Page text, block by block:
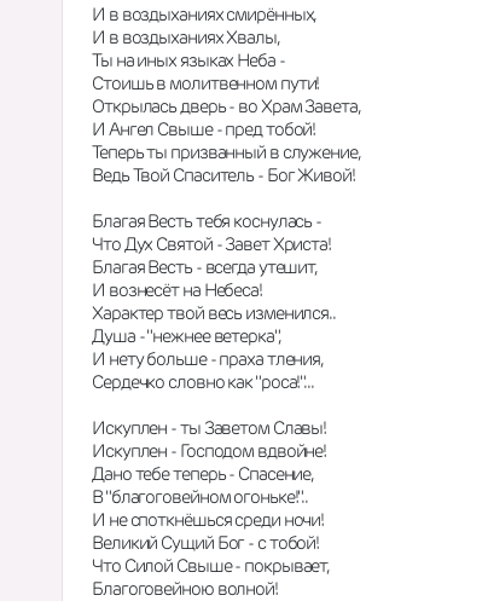
И в воздыханиях смирённых,
И в воздыханиях Хвалы,
Ты на иных языках Неба -
Стоишь в молитвенном пути!
Открылась дверь - во Храм Завета,
И Ангел Свыше - пред тобой!
Теперь ты призванный в служение,
Ведь Твой Спаситель - Бог Живой!
Благая Весть тебя коснулась -
Что Дух Святой - Завет Христа!
Благая Весть - всегда утешит,
И вознесёт на Небеса!
Характер твой весь изменился..
Душа - "нежнее ветерка",
И нету больше - праха тления,
Сердечко словно как "роса!"...
Искуплен - ты Заветом Славы!
Искуплен - Господом вдвойне!
Дано тебе теперь - Спасение,
В "благоговейном огоньке!"..
И не споткнёшься среди ночи!
Великий Сущий Бог - с тобой!
Что Силой Свыше - покрывает,
Благоговейною волной!